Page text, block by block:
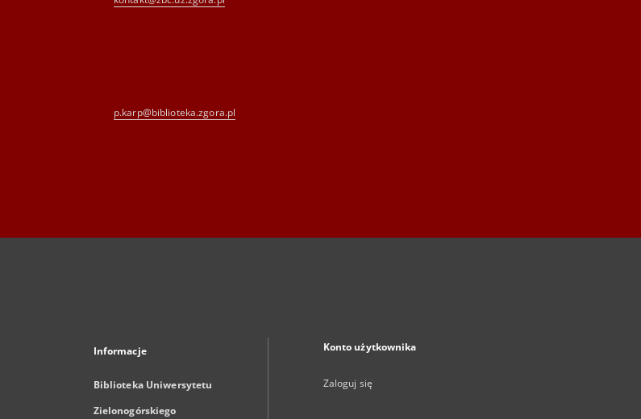
p.karp@biblioteka.zgora.pl
Informacje
Biblioteka Uniwersytetu
Zielonogórskiego
Konto użytkownika
Zaloguj się